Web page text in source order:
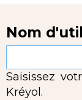
Nom
Saisissez
Kréyol.